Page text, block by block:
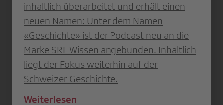
inhaltlich überarbeitet und erhält einen
neuen Namen: Unter dem Namen
«Geschichte» ist der Podcast neu an die
Marke SRF Wissen angebunden. Inhaltlich
liegt der Fokus weiterhin auf der
Schweizer Geschichte.
Weiterlesen